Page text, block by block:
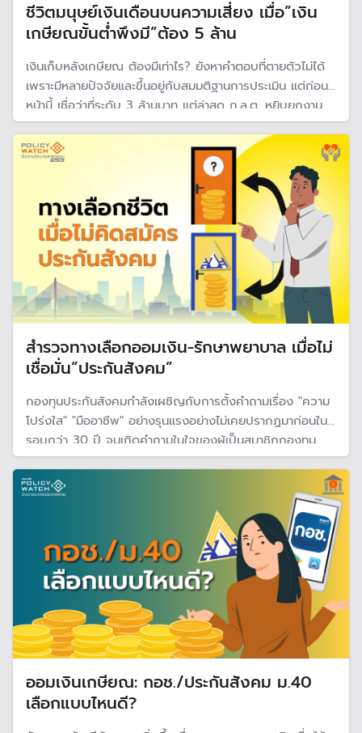
ชีวิตมนุษย์เงินเดือนบนความเสี่ยง เมื่อ”เงิน
เกษียณขั้นต่ำพึงมี”ต้อง 5 ล้าน
เงินเก็บหลังเกษียณ ต้องมีเท่าไร? ยังหาคำตอบที่ตายตัวไม่ได้
เพราะมีหลายปัจจัยและขึ้นอยู่กับสมมติฐานการประเมิน แต่ก่อน
หน้านี้ เชื่อว่าที่ระดับ 3 ล้านบาท แต่ล่าสุด ก.ล.ต. หยิบยกงาน
วิจัย โดยเรียกว่าเงินเกษียณขั้นต่ำพึงมี (MLS) กรณีมีโรค
ประจำตัวและใช้ชีวิตพอเพียง กำหนดไว้ที่ 5 ล้านบาท
สำรวจทางเลือกออมเงิน-รักษาพยาบาล เมื่อไม่
เชื่อมั่น”ประกันสังคม”
กองทุนประกันสังคมกำลังเผชิญกับการตั้งคำถามเรื่อง "ความ
โปร่งใส" "มืออาชีพ" อย่างรุนแรงอย่างไม่เคยปรากฏมาก่อนใน
รอบกว่า 30 ปี จนเกิดคำถามในใจของผู้เป็นสมาชิกกองทุน
และผู้ที่กำลังจะสมัครเป็นสมาชิกกองทุนว่า คนไทยที่ไม่มี
สวัสดิการอื่น อย่างข้าราชการและพนักงานรัฐวิสาหกิจ มีทาง
เลือกอื่นหรือไม่?
ออมเงินเกษียณ: กอช./ประกันสังคม ม.40
เลือกแบบไหนดี?